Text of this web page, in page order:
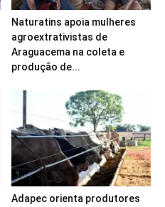
Naturatins apoia mulheres
agroextrativistas de
Araguacema na coleta e
produção de...
Adapec orienta produtores